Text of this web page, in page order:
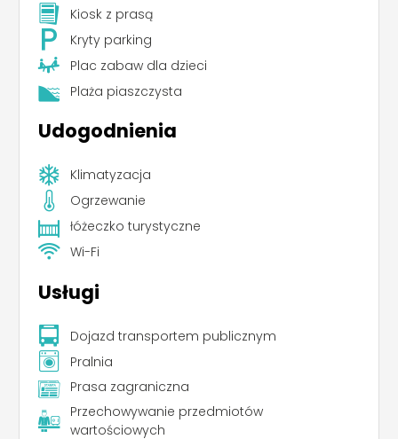
Kiosk z prasą
Kryty parking
Plac zabaw dla dzieci
Plaża piaszczysta
Udogodnienia
Klimatyzacja
Ogrzewanie
łóżeczko turystyczne
Wi-Fi
Usługi
Dojazd transportem publicznym
Pralnia
Prasa zagraniczna
Przechowywanie przedmiotów
wartościowych